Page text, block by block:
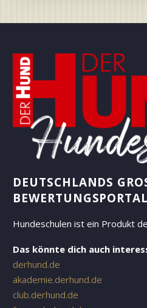
DEUTSCHLANDS
EWERTUNGSPORTAL
Hundeschulen ist ein Produkt
Das könnte dich auch
derhund.de
akademie.derhund.de
club.derhund.de